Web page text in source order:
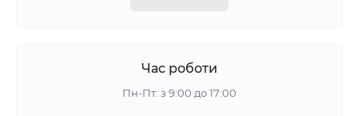
Час роботи
Пн-Пт: з 9:00 до 17:00